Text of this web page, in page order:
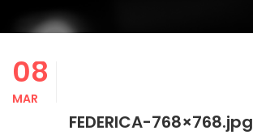
08
MAR
FEDERICA-768×768.jpg